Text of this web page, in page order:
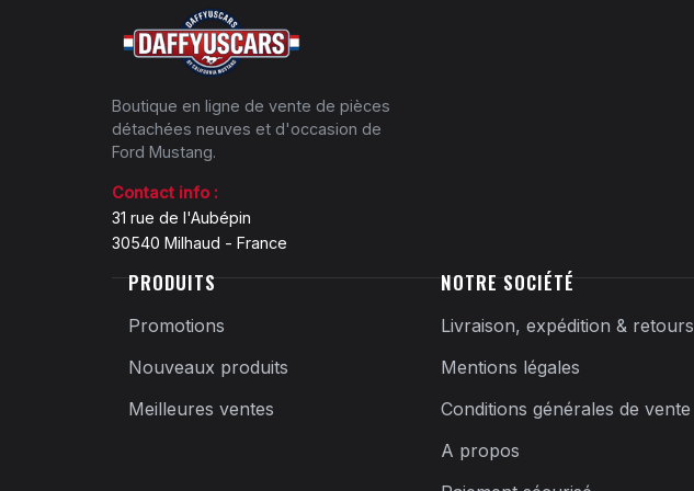
Boutique en ligne de vente de pièces
détachées neuves et d'occasion de
Ford Mustang.
Contact info :
31 rue de l'Aubépin
30540 Milhaud - France
PRODUITS
Promotions
Nouveaux produits
Meilleures ventes
NOTRE SOCIÉTÉ
Livraison, expédition & retours
Mentions légales
Conditions générales de vente
A propos